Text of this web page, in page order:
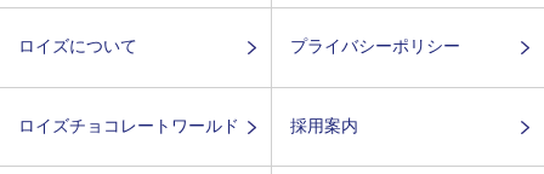
ロイズについて プライバシーポリシー
ロイズチョコレートワールド 採用案内